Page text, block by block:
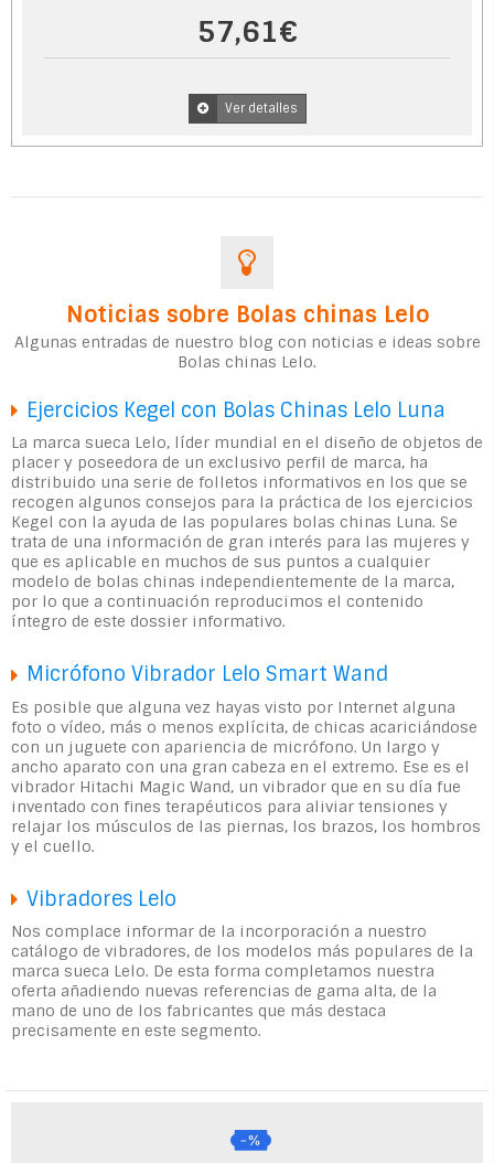
57,61€
Ver detalles
Noticias sobre Bolas chinas Lelo
Algunas entradas de nuestro blog con noticias e ideas sobre
Bolas chinas Lelo.
Ejercicios Kegel con Bolas Chinas Lelo Luna
La marca sueca Lelo, líder mundial en el diseño de objetos de
placer y poseedora de un exclusivo perfil de marca, ha
distribuido una serie de folletos informativos en los que se
recogen algunos consejos para la práctica de los ejercicios
Kegel con la ayuda de las populares bolas chinas Luna. Se
trata de una información de gran interés para las mujeres y
que es aplicable en muchos de sus puntos a cualquier
modelo de bolas chinas independientemente de la marca,
por lo que a continuación reproducimos el contenido
íntegro de este dossier informativo.
Micrófono Vibrador Lelo Smart Wand
Es posible que alguna vez hayas visto por Internet alguna
foto o vídeo, más o menos explícita, de chicas acariciándose
con un juguete con apariencia de micrófono. Un largo y
ancho aparato con una gran cabeza en el extremo. Ese es el
vibrador Hitachi Magic Wand, un vibrador que en su día fue
inventado con fines terapéuticos para aliviar tensiones y
relajar los músculos de las piernas, los brazos, los hombros
y el cuello.
Vibradores Lelo
Nos complace informar de la incorporación a nuestro
catálogo de vibradores, de los modelos más populares de la
marca sueca Lelo. De esta forma completamos nuestra
oferta añadiendo nuevas referencias de gama alta, de la
mano de uno de los fabricantes que más destaca
precisamente en este segmento.